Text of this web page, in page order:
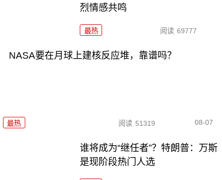
烈情感共鸣
最热 阅读 69777
NASA要在月球上建核反应堆，靠谱吗？
最热 阅读 51319 08-07
谁将成为“继任者”？特朗普：万斯
是现阶段热门人选